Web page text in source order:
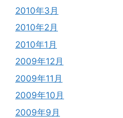
2010年3月
2010年2月
2010年1月
2009年12月
2009年11月
2009年10月
2009年9月